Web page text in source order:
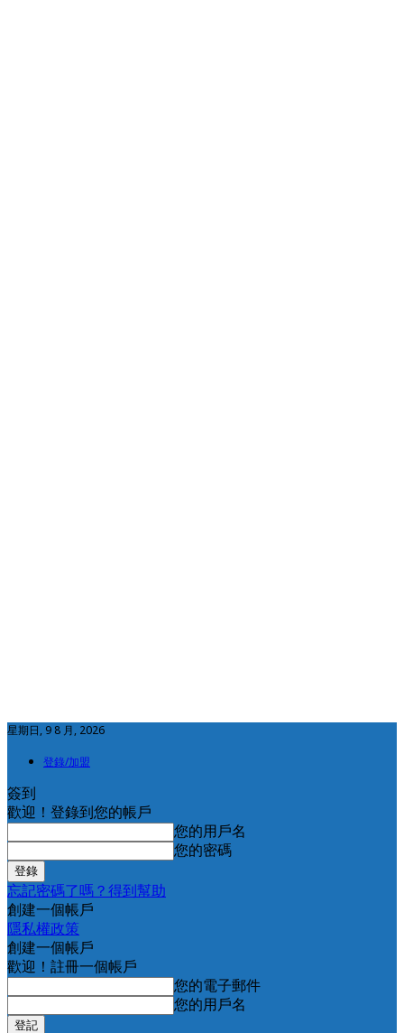
星期日, 9 8 月, 2026
登錄/加盟
簽到
歡迎！登錄到您的帳戶
您的用戶名
您的密碼
忘記密碼了嗎？得到幫助
創建一個帳戶
隱私權政策
創建一個帳戶
歡迎！註冊一個帳戶
您的電子郵件
您的用戶名